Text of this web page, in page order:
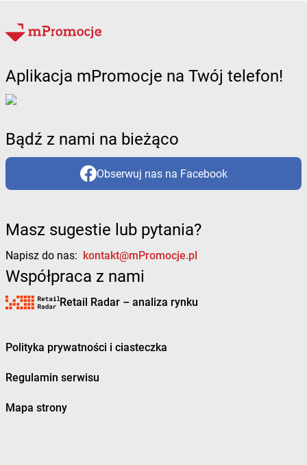
Aplikacja mPromocje na Twój telefon!
Bądź z nami na bieżąco
Obserwuj nas na Facebook
Masz sugestie lub pytania?
Napisz do nas: kontakt@mPromocje.pl
Współpraca z nami
Retail Radar – analiza rynku
Polityka prywatności i ciasteczka
Regulamin serwisu
Mapa strony